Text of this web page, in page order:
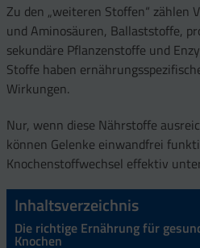
Zu den „weiteren Stoffen“ zählen
und Aminosäuren, Ballaststoffe,
sekundäre Pflanzenstoffe und
Stoffe haben
Wirkungen.
Nur, wenn diese Nährstoffe
können Gelenke einwandfrei
Knochenstoffwechsel effektiv
Inhaltsverzeichnis
Die richtige Ernährung für
Knochen